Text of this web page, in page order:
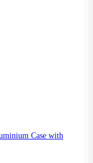
Case with